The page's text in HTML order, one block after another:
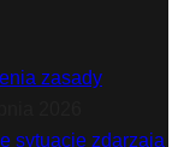
zasady
sytuacje zdarzają